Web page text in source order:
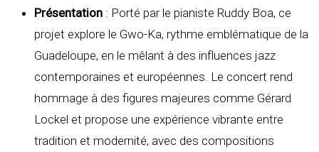
Présentation : Porté par le pianiste Ruddy Boa, ce
projet explore le Gwo-Ka, rythme emblématique de la
Guadeloupe, en le mêlant à des influences jazz
contemporaines et européennes. Le concert rend
hommage à des figures majeures comme Gérard
Lockel et propose une expérience vibrante entre
tradition et modernité, avec des compositions